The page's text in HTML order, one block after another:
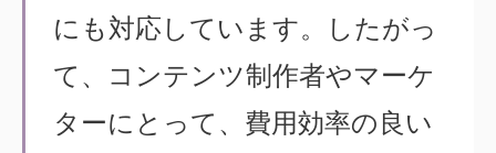
にも対応しています。したがっ
て、コンテンツ制作者やマーケ
ターにとって、費用効率の良い